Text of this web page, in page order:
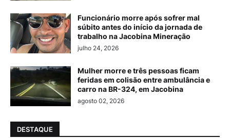
Funcionário morre após sofrer mal
súbito antes do início da jornada de
trabalho na Jacobina Mineração
julho 24, 2026
Mulher morre e três pessoas ficam
feridas em colisão entre ambulância e
carro na BR-324, em Jacobina
agosto 02, 2026
DESTAQUE